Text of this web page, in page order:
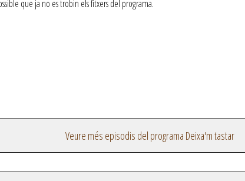
que ja no es trobin els fitxers del programa.
Veure més episodis del programa Deixa'm tastar